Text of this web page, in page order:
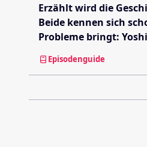
Erzählt wird die
Beide kennen sich
Probleme bringt:
Episodenguide